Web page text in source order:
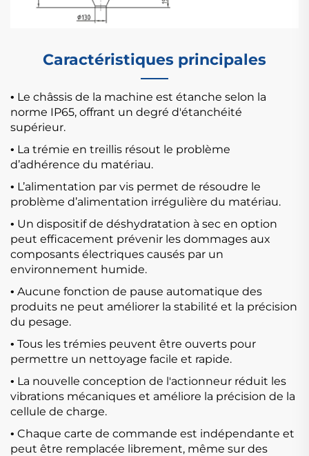
Caractéristiques principales
• Le châssis de la machine est étanche selon la
norme IP65, offrant un degré d'étanchéité
supérieur.
• La trémie en treillis résout le problème
d’adhérence du matériau.
• L’alimentation par vis permet de résoudre le
problème d’alimentation irrégulière du matériau.
• Un dispositif de déshydratation à sec en option
peut efficacement prévenir les dommages aux
composants électriques causés par un
environnement humide.
• Aucune fonction de pause automatique des
produits ne peut améliorer la stabilité et la précision
du pesage.
• Tous les trémies peuvent être ouverts pour
permettre un nettoyage facile et rapide.
• La nouvelle conception de l'actionneur réduit les
vibrations mécaniques et améliore la précision de la
cellule de charge.
• Chaque carte de commande est indépendante et
peut être remplacée librement, même sur des